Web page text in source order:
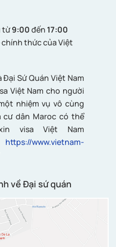
từ9:00đến 17:00
thức của Việt
Sứ Quán Việt Nam
Việt Nam cho người
nhiệm vụ vô cùng
cư dân Maroc có thể
visa Việt Nam
https://www.vietnam-
về Đại sứ quán